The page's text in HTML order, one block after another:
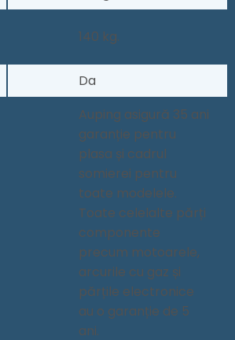
140 kg.
Da
Auping asigură 35 ani
garanție pentru
plasa și cadrul
somierei pentru
toate modelele.
Toate celelalte părți
componente
precum motoarele,
arcurile cu gaz și
părțile electronice
au o garanție de 5
ani.